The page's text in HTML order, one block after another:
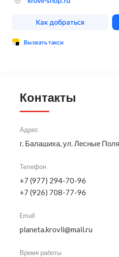
Контакты
Адрес
г. Балашиха, ул. Лесные
Телефон
+7 (977) 294-70-96
+7 (926) 708-77-96
Email
planeta.krovli@mail.ru
Время работы